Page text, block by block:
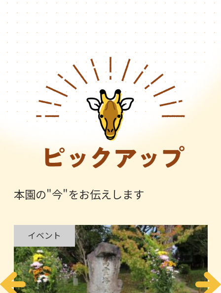
本園の"今"をお伝えします
イベント